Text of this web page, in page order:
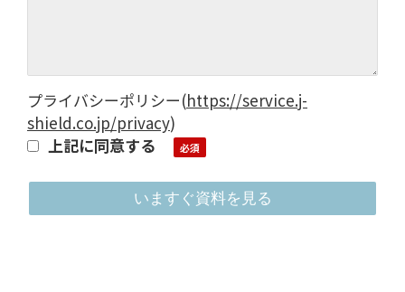
プライバシーポリシー(https://service.j-
shield.co.jp/privacy)
上記に同意する